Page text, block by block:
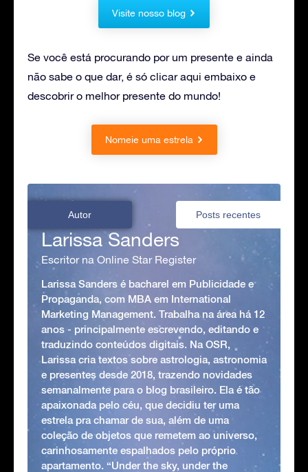
Visite nosso blog
Se você está procurando por um presente e ainda
não sabe o que dar, é só clicar aqui embaixo e
descobrir o melhor presente do mundo!
Nomeie uma estrela
Autor Posts recentes
Larissa Sanders
Escritor na Online Star Register
Larissa Sanders é bacharel em Publicidade e
Propaganda, com MBA em International
Marketing Management. Trabalha na área há 12
anos - principalmente escrevendo, editando e
traduzindo conteúdos digitais. Na OSR,
Larissa cria textos sobre astrologia, astronomia
e presentes desde 2018, trazendo novidades
semanalmente para o blog brasileiro. Ela é tão
apaixonada pelo céu, que decidiu ter uma
estrela pra chamar de sua, além de uma
coleção de objetos que remetem ao universo,
carinhosamente espalhados pelo próprio
apartamento. “Under the sky, under the